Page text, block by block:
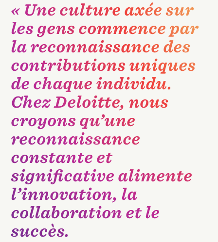
« Une culture axée sur
les gens commence par
la reconnaissance des
contributions uniques
de chaque individu.
Chez Deloitte, nous
croyons qu’une
reconnaissance
constante et
significative alimente
l’innovation, la
collaboration et le
succès.